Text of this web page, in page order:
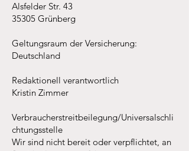
Alsfelder Str. 43
35305 Grünberg
Geltungsraum der Versicherung:
Deutschland
Redaktionell verantwortlich
Kristin Zimmer
Verbraucherstreitbeilegung/Universalschli
chtungsstelle
Wir sind nicht bereit oder verpflichtet, an